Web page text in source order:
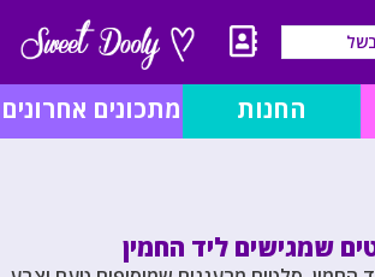
החנות מתכונים אחרונים
שמגישים ליד החמין